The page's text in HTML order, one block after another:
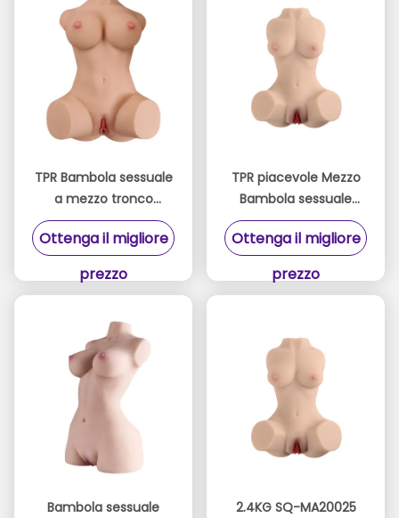
TPR Bambola sessuale
a mezzo tronco
impermeabile con
tunnel vaginale 3,25 kg
certificato
Ottenga il migliore
prezzo
TPR piacevole Mezzo
Bambola sessuale
Torso Reale Tessuto
del tunnel vaginale 2,4
Ottenga il migliore
prezzo
Bambola sessuale
2.4KG SQ-MA20025